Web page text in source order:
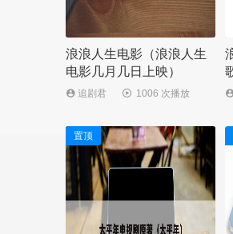
浪浪人生电影（浪浪人生
电影几月几日上映）
追剧君 1006 次播放
置顶